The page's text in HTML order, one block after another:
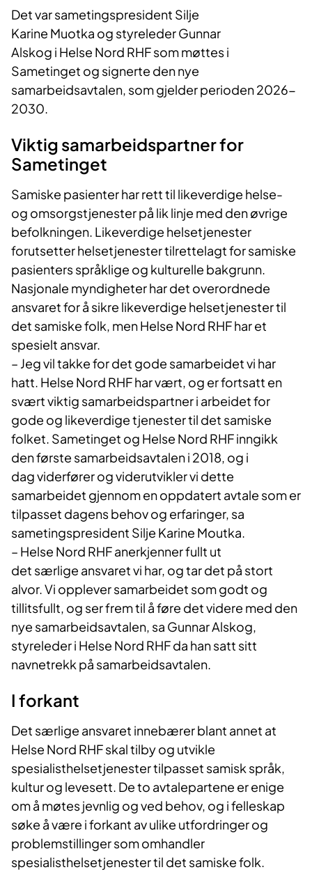
Det var sametingspresident Silje
Karine Muotka og styreleder Gunnar
Alskog i Helse Nord RHF som møttes i
Sametinget og signerte den nye
samarbeidsavtalen, som gjelder perioden 2026-
2030.
Viktig samarbeidspartner for
Sametinget
Samiske pasienter har rett til likeverdige helse-
og omsorgstjenester på lik linje med den øvrige
befolkningen. Likeverdige helsetjenester
forutsetter helsetjenester tilrettelagt for samiske
pasienters språklige og kulturelle bakgrunn.
Nasjonale myndigheter har det overordnede
ansvaret for å sikre likeverdige helsetjenester til
det samiske folk, men Helse Nord RHF har et
spesielt ansvar.
– Jeg vil takke for det gode samarbeidet vi har
hatt. Helse Nord RHF har vært, og er fortsatt en
svært viktig samarbeidspartner i arbeidet for
gode og likeverdige tjenester til det samiske
folket. Sametinget og Helse Nord RHF inngikk
den første samarbeidsavtalen i 2018, og i
dagviderførerogviderutviklervi dette
samarbeidet gjennom en oppdatert avtale som er
tilpasset dagens behov og erfaringer, sa
sametingspresident Silje Karine Moutka.
– Helse Nord RHF anerkjenner fullt ut
det særlige ansvaret vi har, og tar det på stort
alvor. Vi opplever samarbeidet som godt og
tillitsfullt, og ser frem til å føre det videre med den
nye samarbeidsavtalen, sa Gunnar Alskog,
styreleder i Helse Nord RHF da han satt sitt
navnetrekk på samarbeidsavtalen.
I forkant
Det særlige ansvaret innebærer blant annet at
Helse Nord RHF skal tilby og utvikle
spesialisthelsetjenester tilpasset samisk språk,
kultur og levesett. De to avtalepartene er enige
om å møtes jevnlig og ved behov, og i felleskap
søke å være i forkant av ulike utfordringer og
problemstillinger som omhandler
spesialisthelsetjenester til det samiske folk.